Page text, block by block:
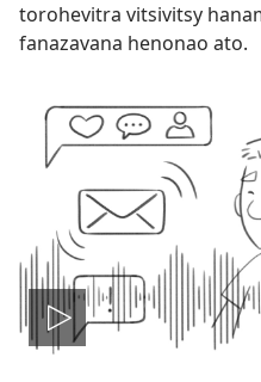
torohevitra vitsivitsy
fanazavana henonao ato.
Handefa